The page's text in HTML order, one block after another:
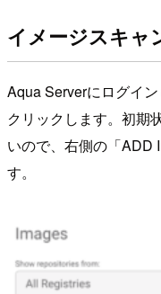
イメージスキャ
Aqua Serverにログイ
クリックします。初期
いので、右側の「ADD
す。